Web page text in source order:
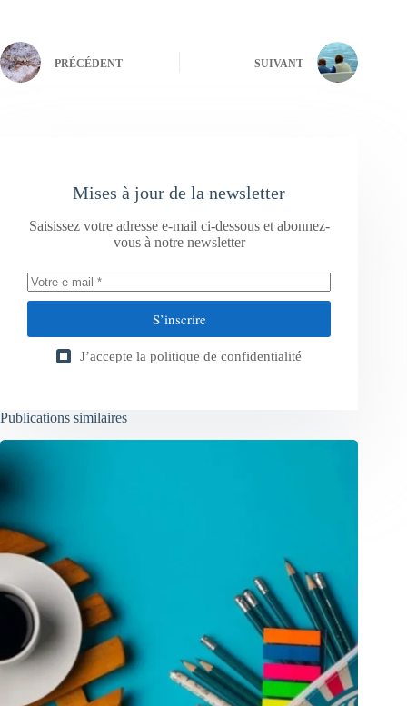
PRÉCÉDENT SUIVANT
Mises à jour de la newsletter
Saisissez votre adresse e-mail ci-dessous et abonnez-
vous à notre newsletter
S’inscrire
J’accepte la politique de confidentialité
Publications similaires